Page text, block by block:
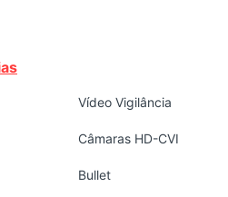
Vídeo Vigilância
Câmaras HD-CVI
Bullet